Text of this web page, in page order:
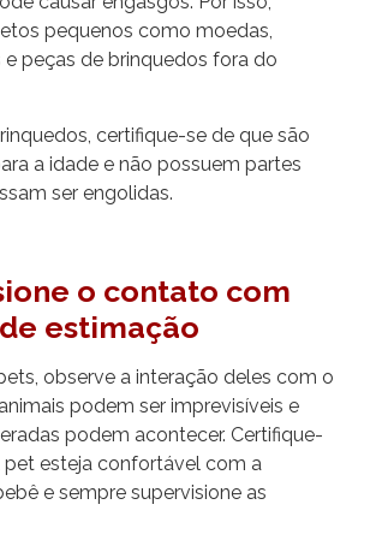
pequenos como moedas,
peças de brinquedos fora do
certifique-se de que são
a idade e não possuem partes
ser engolidas.
o contato com
estimação
observe a interação deles com o
podem ser imprevisíveis e
podem acontecer. Certifique-
pet esteja confortável com a
e sempre supervisione as